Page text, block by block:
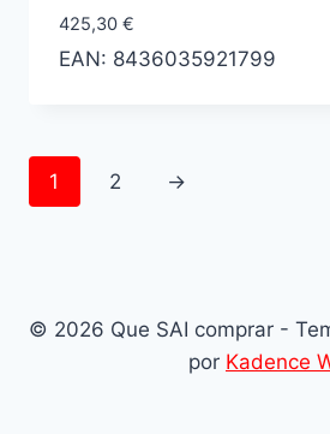
425,30 €
EAN: 8436035921799
1 2 →
© 2026 Que SAI comprar -
por Kadence